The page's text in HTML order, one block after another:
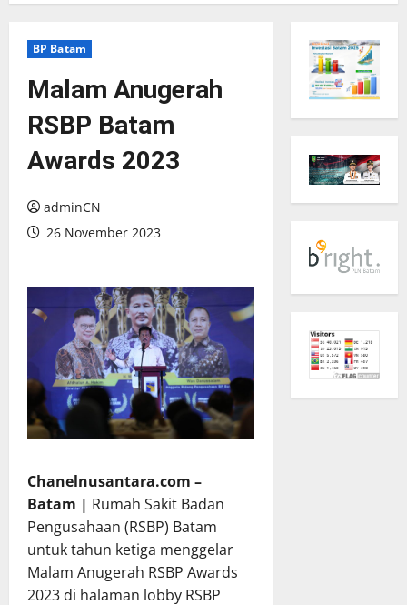
BP Batam
Malam Anugerah
RSBP Batam
Awards 2023
adminCN
26 November 2023
Chanelnusantara.com –
Batam | Rumah Sakit Badan
Pengusahaan (RSBP) Batam
untuk tahun ketiga menggelar
Malam Anugerah RSBP Awards
2023 di halaman lobby RSBP